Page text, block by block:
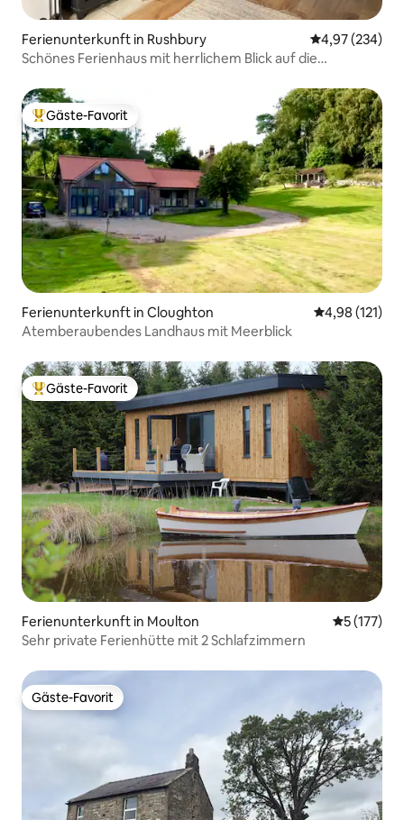
Ferienunterkunft in Rushbury
4,97 (234)
Schönes Ferienhaus mit herrlichem Blick auf die
Beliebter Gäste-Favorit.
Gäste-Favorit
Ferienunterkunft in Cloughton
4,98 (121)
Atemberaubendes Landhaus mit Meerblick
Beliebter Gäste-Favorit.
Gäste-Favorit
Ferienunterkunft in Moulton
5 (177)
Sehr private Ferienhütte mit 2 Schlafzimmern
Gäste-Favorit
Gäste-Favorit